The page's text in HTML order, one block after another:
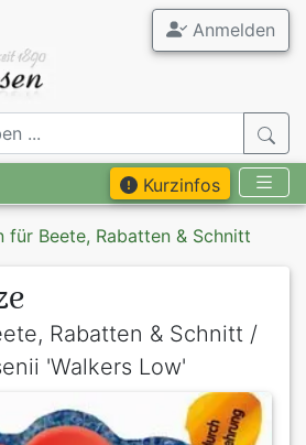
Anmelden
Kurzinfos
für Beete, Rabatten & Schnitt
Rabatten & Schnitt /
'Walkers Low'